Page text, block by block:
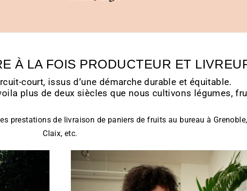
À LA FOIS PRODUCTEUR ET
court, issus d’une démarche durable et équitable.
plus de deux siècles que nous cultivons légumes,
prestations de livraison de paniers de fruits au bureau à
Claix, etc.